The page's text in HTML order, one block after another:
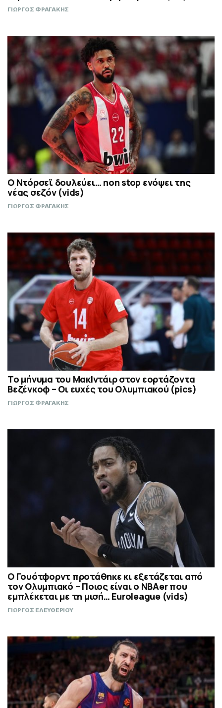
ΓΙΩΡΓΟΣ ΦΡΑΓΑΚΗΣ
Ο Ντόρσεϊ δουλεύει… non stop ενόψει της
νέας σεζόν (vids)
ΓΙΩΡΓΟΣ ΦΡΑΓΑΚΗΣ
Το μήνυμα του ΜακΙντάιρ στον εορτάζοντα
Βεζένκοφ – Οι ευχές του Ολυμπιακού (pics)
ΓΙΩΡΓΟΣ ΦΡΑΓΑΚΗΣ
Ο Γουότφορντ προτάθηκε κι εξετάζεται από
τον Ολυμπιακό – Ποιος είναι ο ΝΒΑer που
εμπλέκεται με τη μισή… Euroleague (vids)
ΓΙΩΡΓΟΣ ΕΛΕΥΘΕΡΙΟΥ